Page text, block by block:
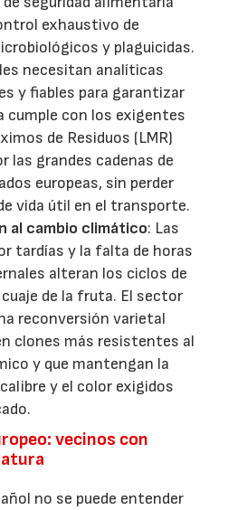
exhaustivo de
y plaguicidas.
necesitan analíticas
y fiables para garantizar
cumple con los exigentes
de Residuos (LMR)
las grandes cadenas de
europeas, sin perder
vida útil en el transporte.
al cambio climático: Las
tardías y la falta de horas
alteran los ciclos de
de la fruta. El sector
reconversión varietal
clones más resistentes al
y que mantengan la
y el color exigidos
vecinos con
no se puede entender